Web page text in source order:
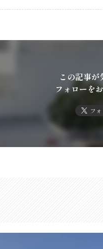
この記事が
フォローを
フ